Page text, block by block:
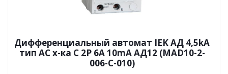
Дифференциальный автомат IEK АД 4,5kA
тип АС х-ка C 2P 6А 10mA АД12 (MAD10-2-
006-C-010)